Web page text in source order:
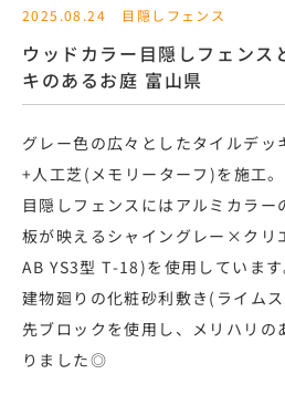
2025.08.24 目隠しフェンス
ウッドカラー目隠しフェンス
キのあるお庭 富山県
グレー色の広々としたタイルデッ
+人工芝(メモリーターフ)を施工。
目隠しフェンスにはアルミカラ
板が映えるシャイングレー×クリ
AB YS3型 T-18)を使用しています
建物廻りの化粧砂利敷き(ライム
先ブロックを使用し、メリハリの
りました◎